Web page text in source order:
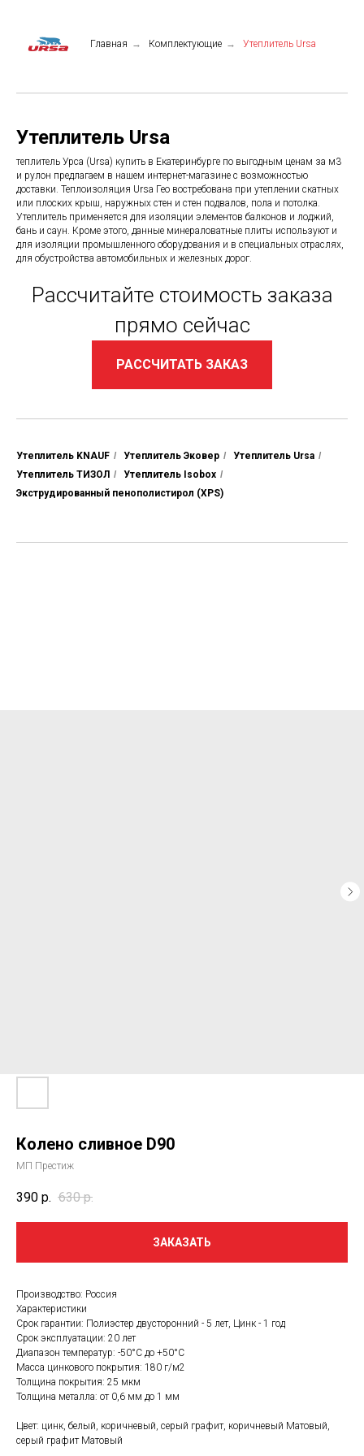
Главная → Комплектующие → Утеплитель Ursa
Утеплитель Ursa
теплитель Урса (Ursa) купить в Екатеринбурге по выгодным ценам за м3
и рулон предлагаем в нашем интернет-магазине с возможностью
доставки. Теплоизоляция Ursa Гео востребована при утеплении скатных
или плоских крыш, наружных стен и стен подвалов, пола и потолка.
Утеплитель применяется для изоляции элементов балконов и лоджий,
бань и саун. Кроме этого, данные минераловатные плиты используют и
для изоляции промышленного оборудования и в специальных отраслях,
для обустройства автомобильных и железных дорог.
Рассчитайте стоимость заказа
прямо сейчас
РАССЧИТАТЬ ЗАКАЗ
Утеплитель KNAUF / Утеплитель Эковер / Утеплитель Ursa /
Утеплитель ТИЗОЛ / Утеплитель Isobox /
Экструдированный пенополистирол (XPS)
Колено сливное D90
МП Престиж
390 р. 630 р.
ЗАКАЗАТЬ
Производство: Россия
Характеристики
Срок гарантии: Полиэстер двусторонний - 5 лет, Цинк - 1 год
Срок эксплуатации: 20 лет
Диапазон температур: -50°С до +50°С
Масса цинкового покрытия: 180 г/м2
Толщина покрытия: 25 мкм
Толщина металла: от 0,6 мм до 1 мм
Цвет: цинк, белый, коричневый, серый графит, коричневый Матовый,
серый графит Матовый